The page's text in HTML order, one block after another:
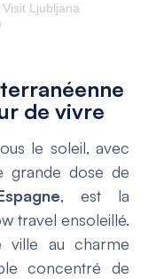
Ljubljana
de vivre
le soleil, avec
grande dose de
, est la
travel ensoleillé.
ville au charme
concentré de